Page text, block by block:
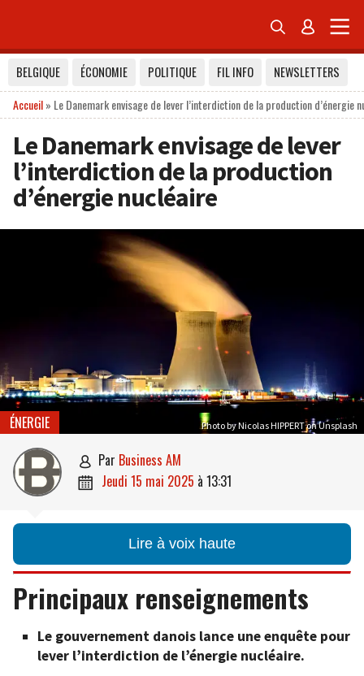
 
BELGIQUE ÉCONOMIE POLITIQUE FIL INFO
NEWSLETTERS
Accueil» Le Danemark envisage de lever l’interdiction de la production d’énergie
Le Danemark envisage de lever
l’interdiction de la production
d’énergie nucléaire
Photo by Nicolas HIPPERT on Unsplash
ÉNERGIE
 par Business AM
 jeudi 15 mai 2025 à 13:31
Lire à voix haute
Principaux renseignements
Le gouvernement danois lance une enquête pour
lever l’interdiction de l’énergie nucléaire.